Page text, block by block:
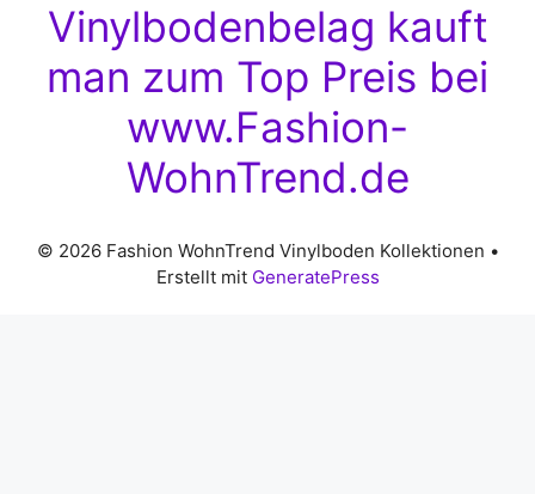
Vinylbodenbelag kauft
man zum Top Preis bei
www.Fashion-
WohnTrend.de
© 2026 Fashion WohnTrend Vinylboden Kollektionen •
Erstellt mit GeneratePress